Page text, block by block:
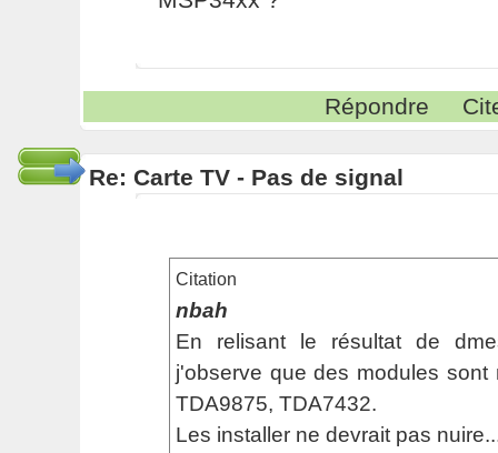
Répondre
Re: Carte TV - Pas de signal
Citation
nbah
En relisant le résultat de
j'observe que des modules sont
TDA9875, TDA7432.
Les installer ne devrait pas